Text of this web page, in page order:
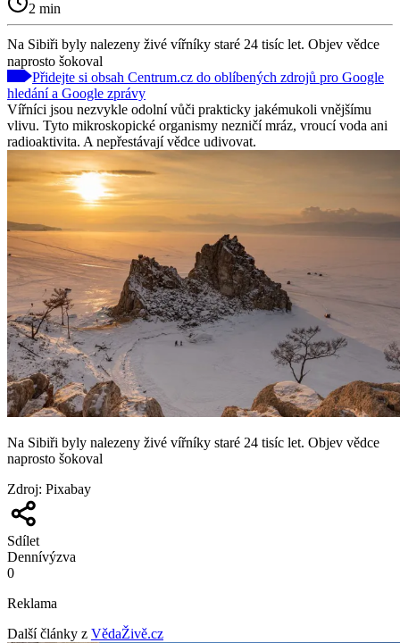
2 min
Na Sibiři byly nalezeny živé vířníky staré 24 tisíc let. Objev vědce
naprosto šokoval
Přidejte si obsah Centrum.cz do oblíbených zdrojů pro Google
hledání a Google zprávy
Vířníci jsou nezvykle odolní vůči prakticky jakémukoli vnějšímu
vlivu. Tyto mikroskopické organismy nezničí mráz, vroucí voda ani
radioaktivita. A nepřestávají vědce udivovat.
Na Sibiři byly nalezeny živé vířníky staré 24 tisíc let. Objev vědce
naprosto šokoval
Zdroj: Pixabay
Sdílet
Dennívýzva
0
Reklama
Další články z VědaŽivě.cz